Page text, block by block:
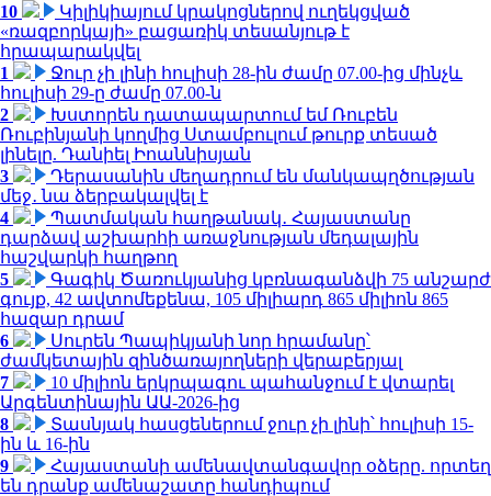
10
Կիլիկիայում կրակոցներով ուղեկցված
«ռազբորկայի» բացառիկ տեսանյութ է
հրապարակվել
1
Ջուր չի լինի հուլիսի 28-ին ժամը 07.00-ից մինչև
հուլիսի 29-ը ժամը 07.00-ն
2
Խստորեն դատապարտում եմ Ռուբեն
Ռուբինյանի կողմից Ստամբուլում թուրք տեսած
լինելը. Դանիել Իոաննիսյան
3
Դերասանին մեղադրում են մանկապղծության
մեջ․ նա ձերբակալվել է
4
Պատմական հաղթանակ․ Հայաստանը
դարձավ աշխարհի առաջնության մեդալային
հաշվարկի հաղթող
5
Գագիկ Ծառուկյանից կբռնագանձվի 75 անշարժ
գույք, 42 ավտոմեքենա, 105 միլիարդ 865 միլիոն 865
հազար դրամ
6
Սուրեն Պապիկյանի նոր հրամանը՝
ժամկետային զինծառայողների վերաբերյալ
7
10 միլիոն երկրպագու պահանջում է վտարել
Արգենտինային ԱԱ-2026-ից
8
Տասնյակ հասցեներում ջուր չի լինի՝ հուլիսի 15-
ին և 16-ին
9
Հայաստանի ամենավտանգավոր օձերը. որտեղ
են դրանք ամենաշատը հանդիպում